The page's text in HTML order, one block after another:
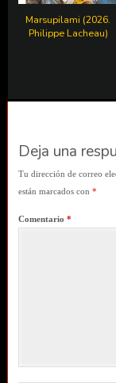
Marsupilami (2026.
Philippe Lacheau)
Deja una
Tu dirección de correo
están marcados con *
Comentario *